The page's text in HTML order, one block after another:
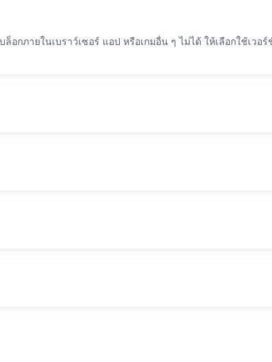
ภายในเบราว์เซอร์ แอป หรือเกมอื่น ๆ ไม่ได้ ให้เลือกใช้เวอ